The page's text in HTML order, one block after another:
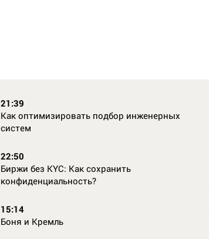
21:39
Как оптимизировать подбор инженерных
систем
22:50
Биржи без KYC: Как сохранить
конфиденциальность?
15:14
Боня и Кремль